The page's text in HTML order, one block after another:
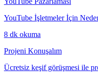
YouTube İşletmeler İçin
8 dk okuma
Projeni Konuşalım
Ücretsiz keşif görüşmesi ile